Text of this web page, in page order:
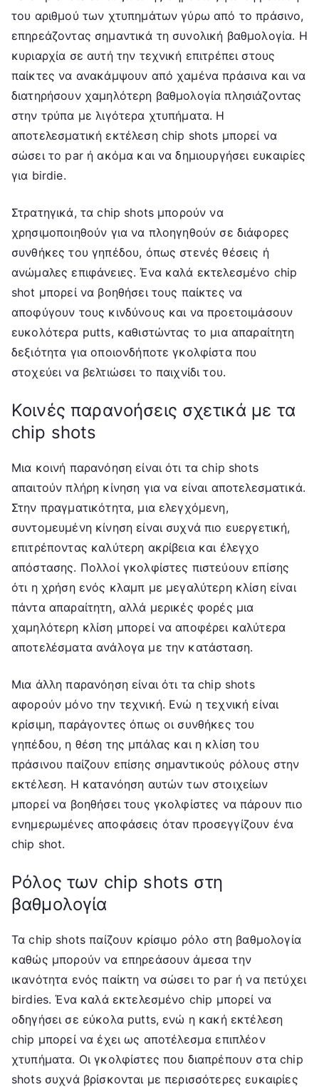
του αριθμού των χτυπημάτων γύρω από το πράσινο,
επηρεάζοντας σημαντικά τη συνολική βαθμολογία. Η
κυριαρχία σε αυτή την τεχνική επιτρέπει στους
παίκτες να ανακάμψουν από χαμένα πράσινα και να
διατηρήσουν χαμηλότερη βαθμολογία πλησιάζοντας
στην τρύπα με λιγότερα χτυπήματα. Η
αποτελεσματική εκτέλεση chip shots μπορεί να
σώσει το par ή ακόμα και να δημιουργήσει ευκαιρίες
για birdie.
Στρατηγικά, τα chip shots μπορούν να
χρησιμοποιηθούν για να πλοηγηθούν σε διάφορες
συνθήκες του γηπέδου, όπως στενές θέσεις ή
ανώμαλες επιφάνειες. Ένα καλά εκτελεσμένο chip
shot μπορεί να βοηθήσει τους παίκτες να
αποφύγουν τους κινδύνους και να προετοιμάσουν
ευκολότερα putts, καθιστώντας το μια απαραίτητη
δεξιότητα για οποιονδήποτε γκολφίστα που
στοχεύει να βελτιώσει το παιχνίδι του.
Κοινές παρανοήσεις σχετικά με τα
chip shots
Μια κοινή παρανόηση είναι ότι τα chip shots
απαιτούν πλήρη κίνηση για να είναι αποτελεσματικά.
Στην πραγματικότητα, μια ελεγχόμενη,
συντομευμένη κίνηση είναι συχνά πιο ευεργετική,
επιτρέποντας καλύτερη ακρίβεια και έλεγχο
απόστασης. Πολλοί γκολφίστες πιστεύουν επίσης
ότι η χρήση ενός κλαμπ με μεγαλύτερη κλίση είναι
πάντα απαραίτητη, αλλά μερικές φορές μια
χαμηλότερη κλίση μπορεί να αποφέρει καλύτερα
αποτελέσματα ανάλογα με την κατάσταση.
Μια άλλη παρανόηση είναι ότι τα chip shots
αφορούν μόνο την τεχνική. Ενώ η τεχνική είναι
κρίσιμη, παράγοντες όπως οι συνθήκες του
γηπέδου, η θέση της μπάλας και η κλίση του
πράσινου παίζουν επίσης σημαντικούς ρόλους στην
εκτέλεση. Η κατανόηση αυτών των στοιχείων
μπορεί να βοηθήσει τους γκολφίστες να πάρουν πιο
ενημερωμένες αποφάσεις όταν προσεγγίζουν ένα
chip shot.
Ρόλος των chip shots στη
βαθμολογία
Τα chip shots παίζουν κρίσιμο ρόλο στη βαθμολογία
καθώς μπορούν να επηρεάσουν άμεσα την
ικανότητα ενός παίκτη να σώσει το par ή να πετύχει
birdies. Ένα καλά εκτελεσμένο chip μπορεί να
οδηγήσει σε εύκολα putts, ενώ η κακή εκτέλεση
chip μπορεί να έχει ως αποτέλεσμα επιπλέον
χτυπήματα. Οι γκολφίστες που διαπρέπουν στα chip
shots συχνά βρίσκονται με περισσότερες ευκαιρίες